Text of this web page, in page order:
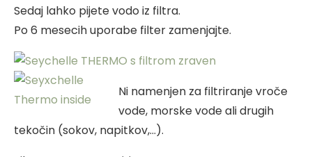
Sedaj lahko pijete vodo iz filtra.
Po 6 mesecih uporabe filter zamenjajte.
Ni namenjen za filtriranje vroče
vode, morske vode ali drugih
tekočin (sokov, napitkov,…).